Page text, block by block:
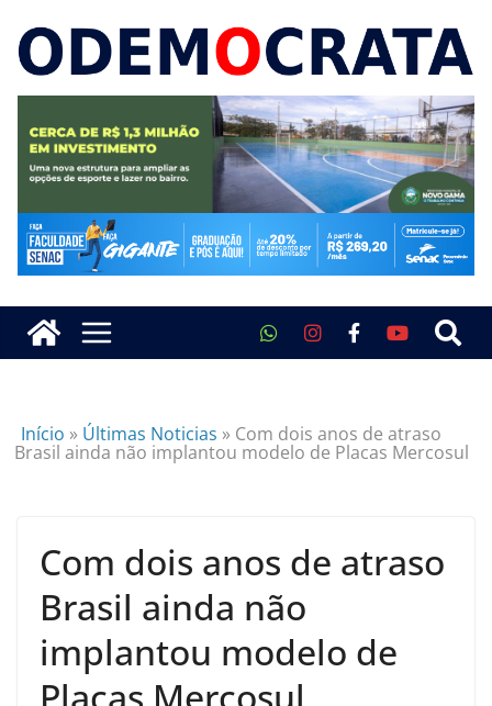
Início » Últimas Noticias » Com dois anos de atraso
Brasil ainda não implantou modelo de Placas Mercosul
Com dois anos de atraso
Brasil ainda não
implantou modelo de